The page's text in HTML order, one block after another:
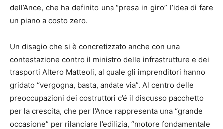
dell’Ance, che ha definito una “presa in giro” l’idea di fare
un piano a costo zero.
Un disagio che si è concretizzato anche con una
contestazione contro il ministro delle infrastrutture e dei
trasporti Altero Matteoli, al quale gli imprenditori hanno
gridato “vergogna, basta, andate via”. Al centro delle
preoccupazioni dei costruttori c’é il discusso pacchetto
per la crescita, che per l’Ance rappresenta una “grande
occasione” per rilanciare l’edilizia, “motore fondamentale